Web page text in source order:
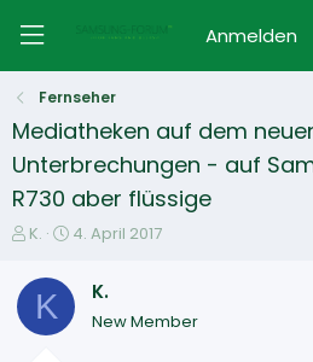
Anmelden
Fernseher
Mediatheken auf dem
Unterbrechungen - auf
R730 aber flüssige
E
s
e
K.
E
t
4. April 2017
K K.
New Member